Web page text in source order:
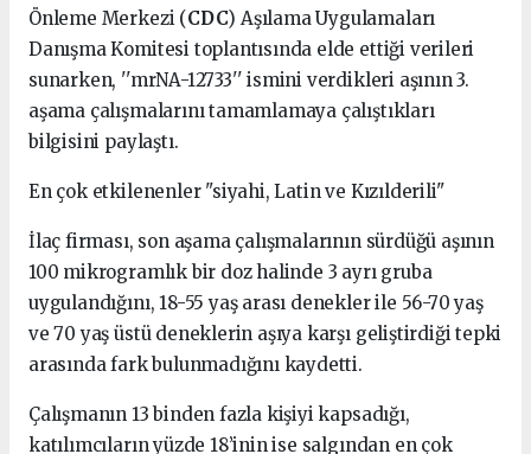
Önleme Merkezi (CDC) Aşılama Uygulamaları
Danışma Komitesi toplantısında elde ettiği verileri
sunarken, ''mrNA-12733'' ismini verdikleri aşının 3.
aşama çalışmalarını tamamlamaya çalıştıkları
bilgisini paylaştı.
En çok etkilenenler "siyahi, Latin ve Kızılderili"
İlaç firması, son aşama çalışmalarının sürdüğü aşının
100 mikrogramlık bir doz halinde 3 ayrı gruba
uygulandığını, 18-55 yaş arası denekler ile 56-70 yaş
ve 70 yaş üstü deneklerin aşıya karşı geliştirdiği tepki
arasında fark bulunmadığını kaydetti.
Çalışmanın 13 binden fazla kişiyi kapsadığı,
katılımcıların yüzde 18’inin ise salgından en çok